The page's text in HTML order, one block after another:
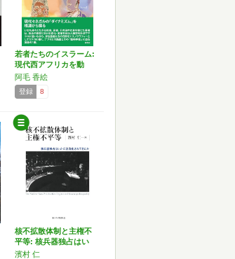
若者たちのイスラーム:
現代西アフリカを動
か…
阿毛 香絵
登録 8
核不拡散体制と主権不
平等: 核兵器独占はい
か…
濱村 仁